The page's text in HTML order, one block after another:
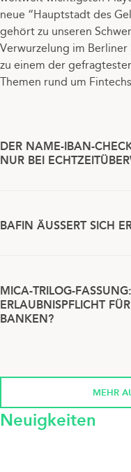
neue “Hauptstadt des
gehört zu unseren
Verwurzelung im
zu einem der
Themen rund um
DER NAME-IBAN-
NUR BEI
BAFIN ÄUSSERT SICH
MICA-TRILOG-
ERLAUBNISPFLICHT
BANKEN?
MEHR
Neuigkeiten